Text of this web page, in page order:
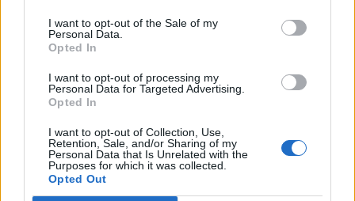
I want to opt-out of the Sale of my
Personal Data.
Opted In
I want to opt-out of processing my
Personal Data for Targeted Advertising.
Opted In
I want to opt-out of Collection, Use,
Retention, Sale, and/or Sharing of my
Personal Data that Is Unrelated with the
Purposes for which it was collected.
Opted Out
VAI ALLA VERSIONE CLASSICA
Il materiale (testo, foto e video) consultabile in questo portale è di nostra proprietà.
Alcune foto (screenshot) ed articoli presenti su "Calciomercato Magazine" sono in parte
giunti da internet, in quanto arrivati alla nostra attenzione attraverso regolari
comunicati stampa con immagini e testi allegati ed autorizzati alla pubblicazione, e